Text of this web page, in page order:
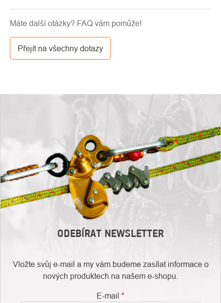
info@pavouci.cz
GLS. Cena této dopravy je dle kalkulace od
dopravce.
Máte další otázky? FAQ vám pomůže!
Přejít na všechny dotazy
ODEBÍRAT NEWSLETTER
Vložte svůj e-mail a my vám budeme zasílat informace o
nových produktech na našem e-shopu.
E-mail